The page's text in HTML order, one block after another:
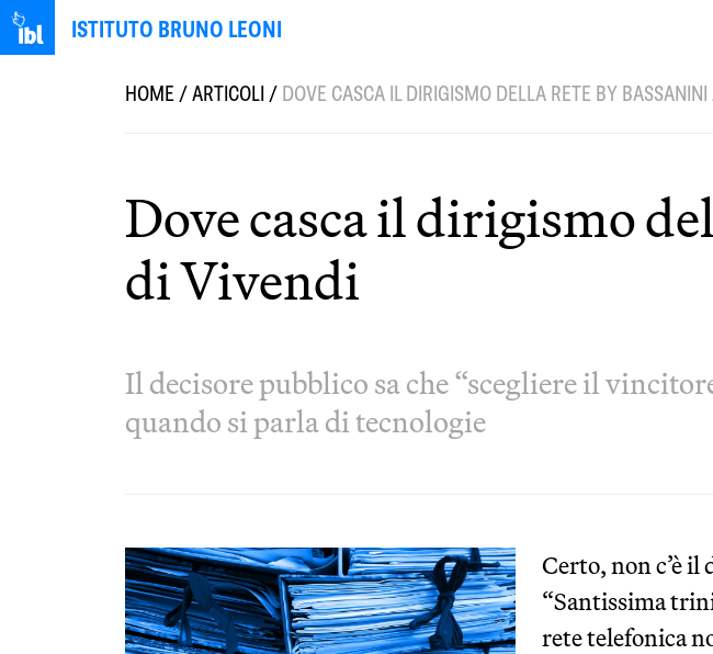
ISTITUTO BRUNO LEONI
HOME/ARTICOLI/DOVE CASCA IL DIRIGISMO DELLA RETE BY
Dove casca il dirigismo
di Vivendi
Il decisore pubblico sa che “scegliere il
quando si parla di tecnologie
Certo, non c’è il
“Santissima
rete telefonica